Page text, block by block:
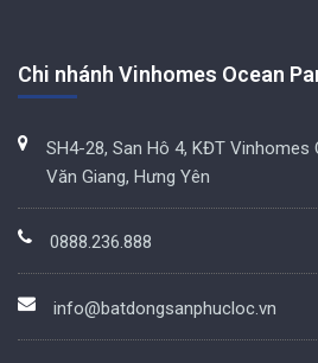
Chi nhánh Vinhomes Ocean
SH4-28, San Hô 4, KĐT Vinhomes
Văn Giang, Hưng Yên
0888.236.888
info@batdongsanphucloc.vn